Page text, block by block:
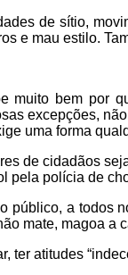
de sítio,
e mau estilo.
muito bem por
excepções,
uma forma
de cidadãos
pela polícia de
público, a todos
mate, magoa
ter atitudes